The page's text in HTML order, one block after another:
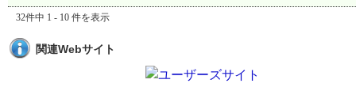
32件中 1 - 10 件を表示
関連Webサイト